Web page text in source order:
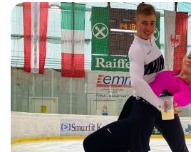
V
ý
p
i
s
č
l
á
n
k